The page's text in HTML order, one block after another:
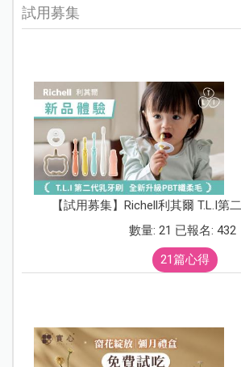
試用募集
【試用募集】Richell利其爾 T.L.I第
數量: 21 已報名: 432
21篇心得